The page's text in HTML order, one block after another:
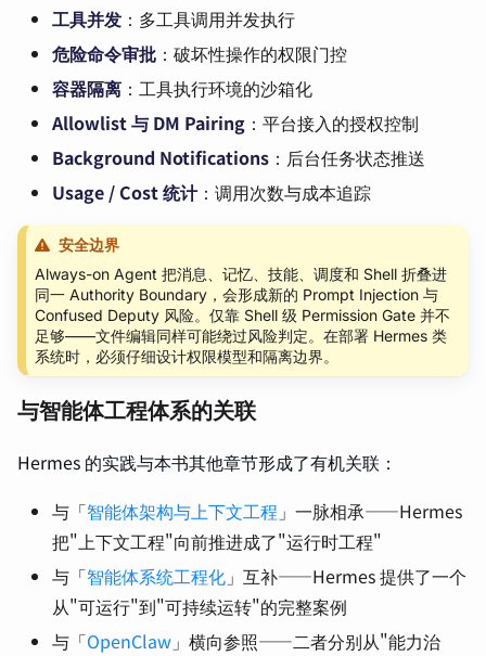
工具并发 ：多工具调用并发执行
危险命令审批 ：破坏性操作的权限门控
容器隔离 ：工具执行环境的沙箱化
Allowlist 与 DM Pairing ：平台接入的授权控制
Background Notifications ：后台任务状态推送
Usage / Cost 统计：调用次数与成本追踪
安全边界
Always-on Agent 把消息、记忆、技能、调度和 Shell 折叠进
同一 Authority Boundary，会形成新的 Prompt Injection 与
Confused Deputy 风险。仅靠 Shell 级 Permission Gate 并不
足够——文件编辑同样可能绕过风险判定。在部署 Hermes 类
系统时，必须仔细设计权限模型和隔离边界。
与智能体工程体系的关联
Hermes 的实践与本书其他章节形成了有机关联：
与「智能体架构与上下文工程 」一脉相承——Hermes
把"上下文工程"向前推进成了"运行时工程"
与「智能体系统工程化 」互补——Hermes 提供了一个
从"可运行"到"可持续运转"的完整案例
与「OpenClaw 」横向参照——二者分别从"能力治